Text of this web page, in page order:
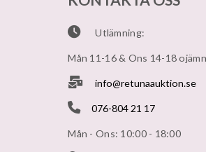
Utlämning:
Mån 11-16 & Ons 14-18
info@retunaauktion.se
076-804 21 17
Mån - Ons: 10:00 - 18:00